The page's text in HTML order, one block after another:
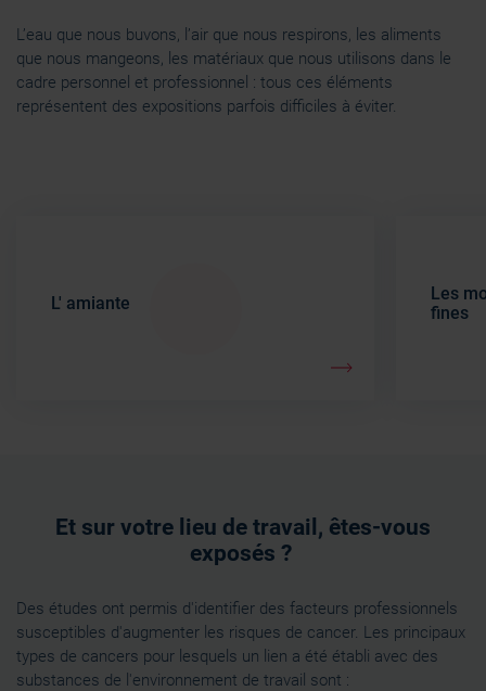
L’eau que nous buvons, l’air que nous respirons, les aliments
que nous mangeons, les matériaux que nous utilisons dans le
cadre personnel et professionnel : tous ces éléments
représentent des expositions parfois difficiles à éviter.
L' amiante
Les
fines
Et sur votre lieu de travail, êtes-vous
exposés ?
Des études ont permis d'identifier des facteurs professionnels
susceptibles d'augmenter les risques de cancer. Les principaux
types de cancers pour lesquels un lien a été établi avec des
substances de l'environnement de travail sont :